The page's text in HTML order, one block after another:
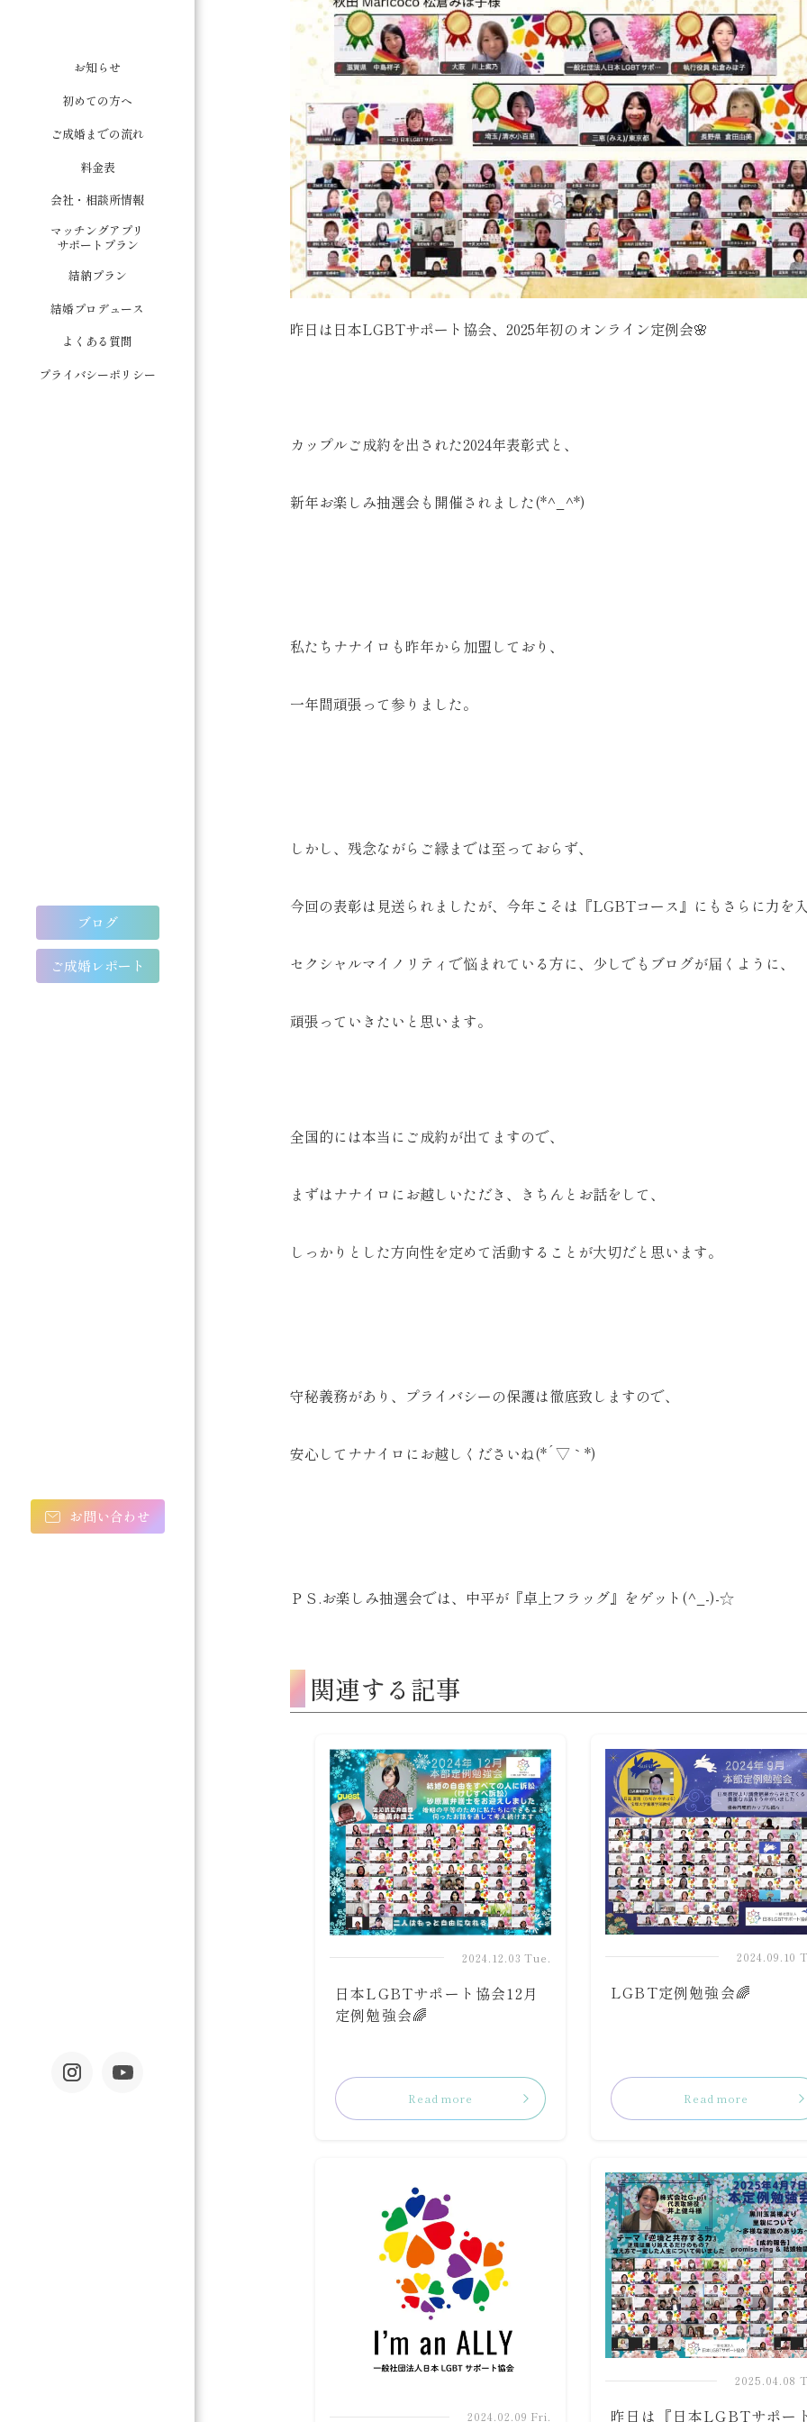
お知らせ
初めての方へ
ご成婚までの流れ
料金表
会社・相談所情報
マッチングアプリ
サポートプラン
結納プラン
結婚プロデュース
よくある質問
プライバシーポリシー
ブログ
ご成婚レポート
お問い合わせ
昨日は日本LGBTサポート協会、2025年初のオンライン定例会🌸
カップルご成約を出された2024年表彰式と、
新年お楽しみ抽選会も開催されました(*^_^*)
私たちナナイロも昨年から加盟しており、
一年間頑張って参りました。
しかし、残念ながらご縁までは至っておらず、
今回の表彰は見送られましたが、今年こそは『LGBTコース』にもさらに力を
セクシャルマイノリティで悩まれている方に、少しでもブログが届くように、
頑張っていきたいと思います。
全国的には本当にご成約が出てますので、
まずはナナイロにお越しいただき、きちんとお話をして、
しっかりとした方向性を定めて活動することが大切だと思います。
守秘義務があり、プライバシーの保護は徹底致しますので、
安心してナナイロにお越しくださいね(*´▽｀*)
ＰＳ.お楽しみ抽選会では、中平が『卓上フラッグ』をゲット(^_-)-☆
関連する記事
2024.12.03 Tue.
日本LGBTサポート協会12月
定例勉強会🌈
Read more
2024.09.10
LGBT定例勉強会🌈
Read more
2024.02.09 Fri.
2025.04.08
昨日は『日本LGBTサポー